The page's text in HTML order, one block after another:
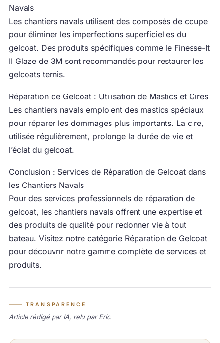
Navals
Les chantiers navals utilisent des composés de coupe
pour éliminer les imperfections superficielles du
gelcoat. Des produits spécifiques comme le Finesse-It
II Glaze de 3M sont recommandés pour restaurer les
gelcoats ternis.
Réparation de Gelcoat : Utilisation de Mastics et Cires
Les chantiers navals emploient des mastics spéciaux
pour réparer les dommages plus importants. La cire,
utilisée régulièrement, prolonge la durée de vie et
l’éclat du gelcoat.
Conclusion : Services de Réparation de Gelcoat dans
les Chantiers Navals
Pour des services professionnels de réparation de
gelcoat, les chantiers navals offrent une expertise et
des produits de qualité pour redonner vie à tout
bateau. Visitez notre catégorie Réparation de Gelcoat
pour découvrir notre gamme complète de services et
produits.
TRANSPARENCE
Article rédigé par IA, relu par Eric.